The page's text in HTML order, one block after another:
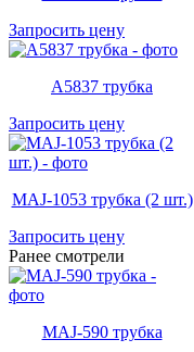
Запросить цену
A5837 трубка
Запросить цену
MAJ-1053 трубка (2 шт.)
Запросить цену
Ранее смотрели
MAJ-590 трубка